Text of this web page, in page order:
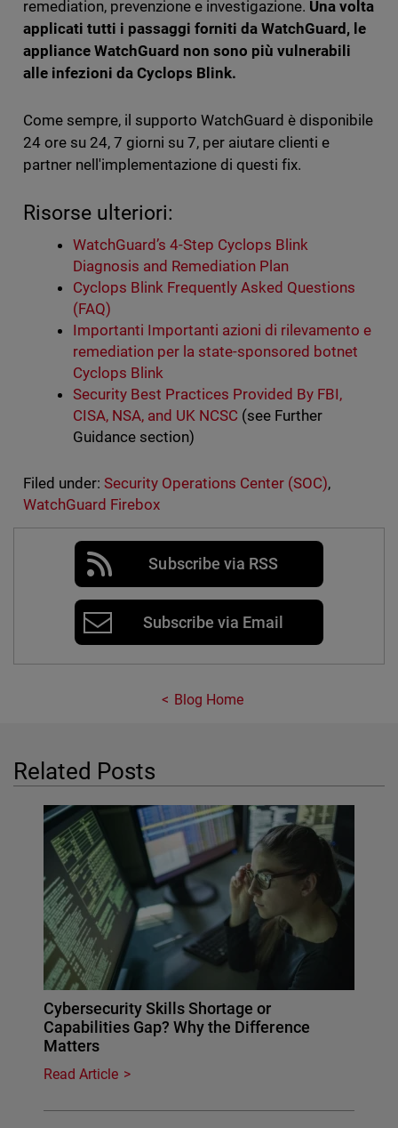
remediation, prevenzione e investigazione. Una volta
applicati tutti i passaggi forniti da WatchGuard, le
appliance WatchGuard non sono più vulnerabili
alle infezioni da Cyclops Blink.
Come sempre, il supporto WatchGuard è disponibile
24 ore su 24, 7 giorni su 7, per aiutare clienti e
partner nell'implementazione di questi fix.
Risorse ulteriori:
WatchGuard’s 4-Step Cyclops Blink
Diagnosis and Remediation Plan
Cyclops Blink Frequently Asked Questions
(FAQ)
Importanti Importanti azioni di rilevamento e
remediation per la state-sponsored botnet
Cyclops Blink
Security Best Practices Provided By FBI,
CISA, NSA, and UK NCSC (see Further
Guidance section)
Filed under: Security Operations Center (SOC),
WatchGuard Firebox
Subscribe via RSS
Subscribe via Email
Blog Home
Related Posts
Cybersecurity Skills Shortage or
Capabilities Gap? Why the Difference
Matters
Read Article